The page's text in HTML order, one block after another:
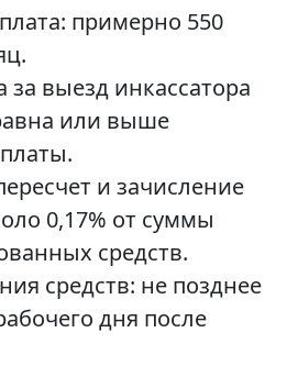
примерно 550
за выезд инкассатора
или выше
и зачисление
0,17% от суммы
средств.
средств: не позднее
дня после